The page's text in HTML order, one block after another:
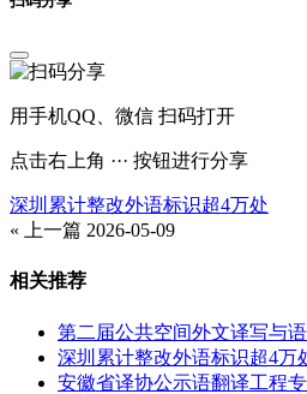
用手机QQ、微信 扫码打开
点击右上角 ··· 按钮进行分享
深圳累计整改外语标识超4万处
« 上一篇 2026-05-09
相关推荐
第二届公共空间外文译写与
深圳累计整改外语标识超4万
安徽省译协公示语翻译工程